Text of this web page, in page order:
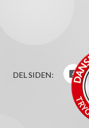
DEL SIDEN: